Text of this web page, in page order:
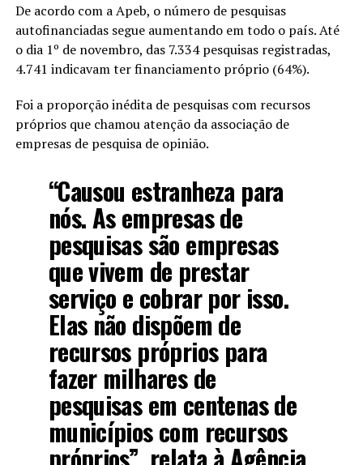
De acordo com a Apeb, o número de pesquisas
autofinanciadas segue aumentando em todo o país. Até
o dia 1º de novembro, das 7.334 pesquisas registradas,
4.741 indicavamterfinanciamento próprio (64%).
Foi a proporção inédita de pesquisas com recursos
próprios que chamou atenção da associação de
empresas de pesquisa de opinião.
“Causou estranheza para
nós. As empresas de
pesquisas são empresas
que vivem de prestar
serviço e cobrar por isso.
Elas não dispõem de
recursos próprios para
fazer milhares de
pesquisas em centenas de
municípios com recursos